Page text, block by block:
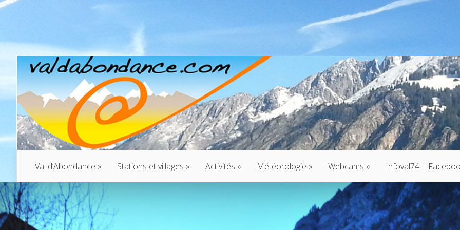
Val d’Abondance » Stations et villages » Activités » Météorologie » Webcams » Infoval74 |